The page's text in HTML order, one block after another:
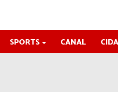
SPORTS CANAL